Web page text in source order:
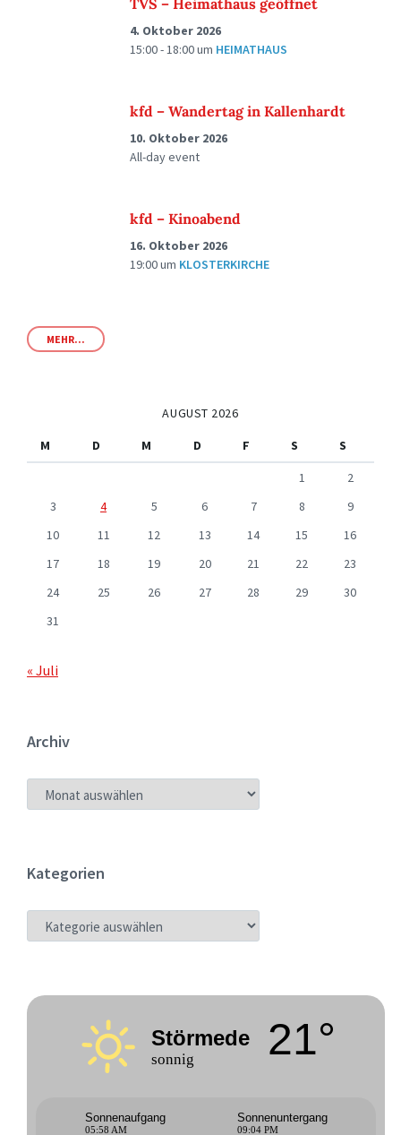
TVS – Heimathaus geöffnet
4. Oktober 2026
15:00 - 18:00um HEIMATHAUS
kfd – Wandertag in Kallenhardt
10. Oktober 2026
All-day event
kfd – Kinoabend
16. Oktober 2026
19:00um KLOSTERKIRCHE
MEHR...
AUGUST 2026
M
D M D F S
S
1
2
3
4 5 6 7 8
9
10
11 12 13 14 15
16
17
18 19 20 21 22
23
24
25 26 27 28 29
30
31
« Juli
Archiv
ARCHIV
Kategorien
KATEGORIEN
Störmede
sonnig 21°
Sonnenaufgang
05:58 AM
Sonnenuntergang
09:04 PM